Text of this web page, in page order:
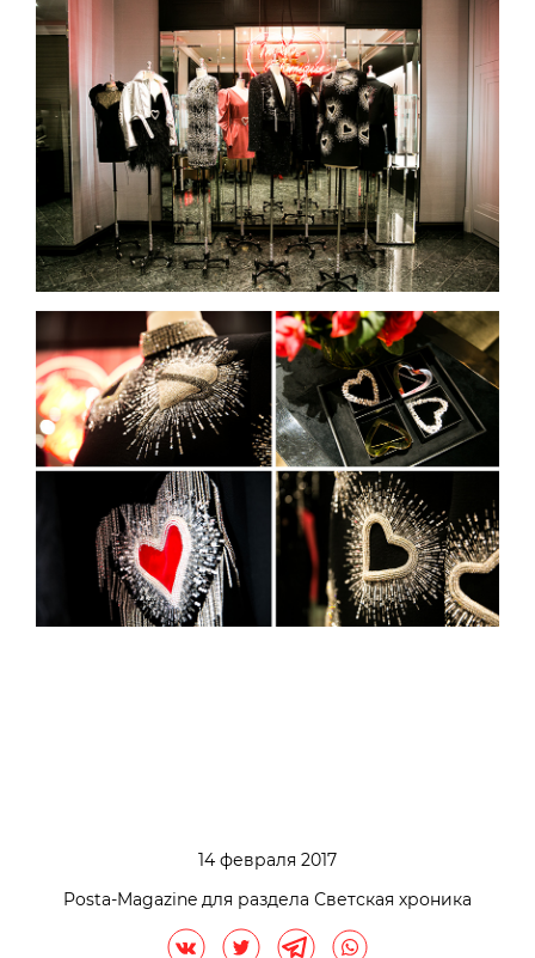
14 февраля 2017
Posta-Magazine для раздела Светская хроника